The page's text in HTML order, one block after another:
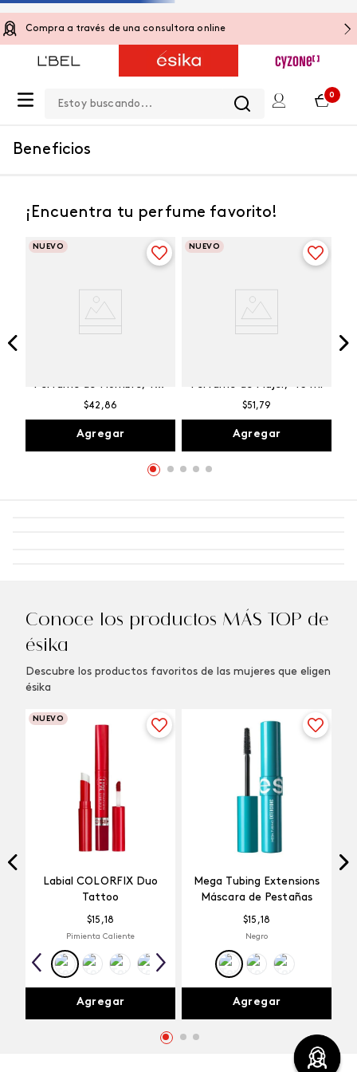
Compra a través de una consultora online
0
Beneficios
¡Encuentra tu perfume favorito!
NUEVO
Perfume de Hombre, 100
ml
$42 ,86
Agregar
NUEVO
Perfume de Mujer, 45 ml
$51 ,79
Agregar
Conoce los productos MÁS TOP de
ésika
Descubre los productos favoritos de las mujeres que eligen
ésika
NUEVO
Labial COLORFIX Duo
Tattoo
$15 ,18
Pimienta Caliente
Agregar
Mega Tubing Extensions
Máscara de Pestañas
$15 ,18
Negro
Agregar